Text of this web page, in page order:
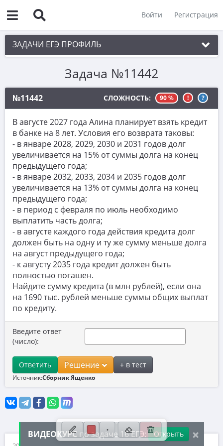
Войти Регистрация
ЗАДАЧИ ЕГЭ ПРОФИЛЬ
1. Планиметрия
2. Векторы
3. Стереометрия
4. Классическое определение вероятности
5. Теория вероятностей
6. Уравнения
7. Нахождение значений выражений
8. Производная
9. Задачи прикладного содержания
10. Текстовые задачи
11. Графики функций
12. Исследование функций
13. Сложные уравнения
14. Стереометрия
15. Неравенства
16. Экономические задачи
17. Планиметрия
18. Параметры
19. Числа и их свойства
Задача №11442
№11442 СЛОЖНОСТЬ: 90 % ! ?
В августе 2027 года Алина планирует взять кредит
в банке на 8 лет. Условия его возврата таковы:
- в январе 2028, 2029, 2030 и 2031 годов долг
увеличивается на 15% от суммы долга на конец
предыдущего года;
- в январе 2032, 2033, 2034 и 2035 годов долг
увеличивается на 13% от суммы долга на конец
предыдущего года;
- в период с февраля по июль необходимо
выплатить часть долга;
- в августе каждого года действия кредита долг
должен быть на одну и ту же сумму меньше долга
на август предыдущего года;
- к августу 2035 года кредит должен быть
полностью погашен.
Найдите сумму кредита (в млн рублей), если она
на 1690 тыс. рублей меньше суммы общих выплат
по кредиту.
Введите ответ
(число):
Ответить Решение + в тест
Источник:Сборник Ященко
×
ВИДЕОКУРС по задаче 16 ЕГЭ: Открыть